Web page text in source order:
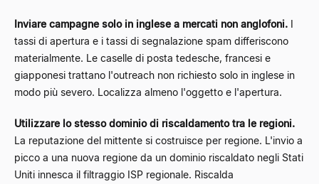
Inviare campagne solo in inglese a mercati non anglofoni. I
tassi di apertura e i tassi di segnalazione spam differiscono
materialmente. Le caselle di posta tedesche, francesi e
giapponesi trattano l'outreach non richiesto solo in inglese in
modo più severo. Localizza almeno l'oggetto e l'apertura.
Utilizzare lo stesso dominio di riscaldamento tra le regioni.
La reputazione del mittente si costruisce per regione. L'invio a
picco a una nuova regione da un dominio riscaldato negli Stati
Uniti innesca il filtraggio ISP regionale. Riscalda